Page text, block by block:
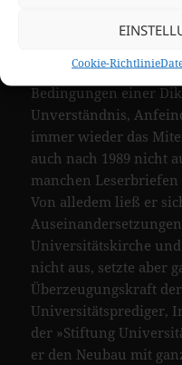
Cookie-Richtlinie
Petzoldt
Zwei Drittel seines
Bedingungen einer
Unverständnis,
immer wieder das
auch nach 1989 nicht
manchen
Von alledem ließ er
Universitätskirche
nicht aus, setzte aber
Überzeugungskraft
Universitätsprediger,
der »Stiftung
er den Neubau mit